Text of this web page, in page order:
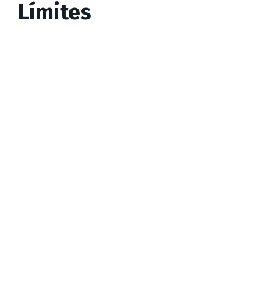
Límites